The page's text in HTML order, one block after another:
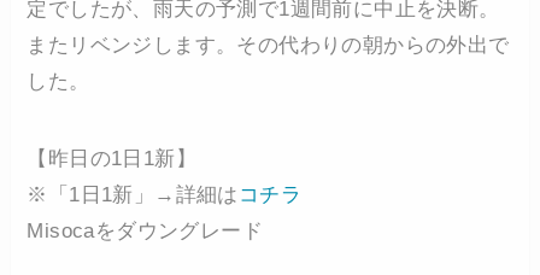
定でしたが、雨天の予測で1週間前に中止を決断。
またリベンジします。その代わりの朝からの外出で
した。
【昨日の1日1新】
※「1日1新」→詳細は コチラ
Misocaをダウングレード